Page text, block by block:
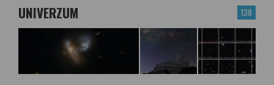
138
UNIVERZUM